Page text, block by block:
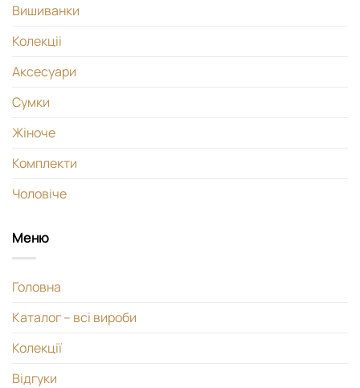
Вишиванки
Колекціі
Аксесуари
Сумки
Жіноче
Комплекти
Чоловіче
Меню
Головна
Каталог – всі вироби
Колекції
Відгуки